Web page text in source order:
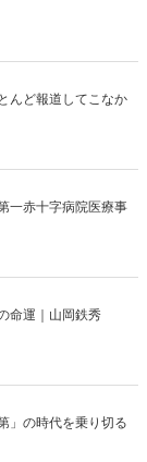
んど報道してこなか
一赤十字病院医療事
命運｜山岡鉄秀
」の時代を乗り切る